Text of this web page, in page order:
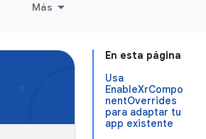
Más
En esta página
Usa
EnableXrCompo
nentOverrides
para adaptar tu
app existente